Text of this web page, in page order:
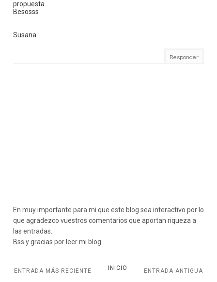
propuesta.
Besosss
Susana
Responder
En muy importante para mi que este blog sea interactivo por lo
que agradezco vuestros comentarios que aportan riqueza a
las entradas.
Bss y gracias por leer mi blog
ENTRADA MÁS RECIENTE ENTRADA ANTIGUA
INICIO